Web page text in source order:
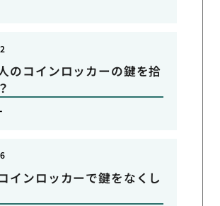
のコインロッカーの鍵を拾
インロッカーで鍵をなくし